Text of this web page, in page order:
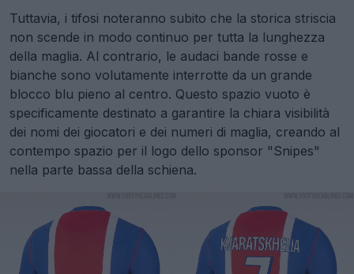
Tuttavia, i tifosi noteranno subito che la storica striscia
non scende in modo continuo per tutta la lunghezza
della maglia. Al contrario, le audaci bande rosse e
bianche sono volutamente interrotte da un grande
blocco blu pieno al centro. Questo spazio vuoto è
specificamente destinato a garantire la chiara visibilità
dei nomi dei giocatori e dei numeri di maglia, creando al
contempo spazio per il logo dello sponsor "Snipes"
nella parte bassa della schiena.